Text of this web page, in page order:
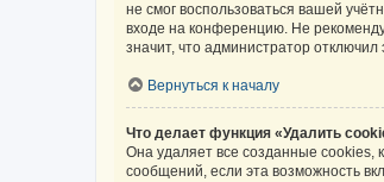
не смог воспользоваться вашей
входе на конференцию. Не
значит, что администратор
Вернуться к началу
Что делает функция «Удалить
Она удаляет все созданные cookies,
сообщений, если эта возможность